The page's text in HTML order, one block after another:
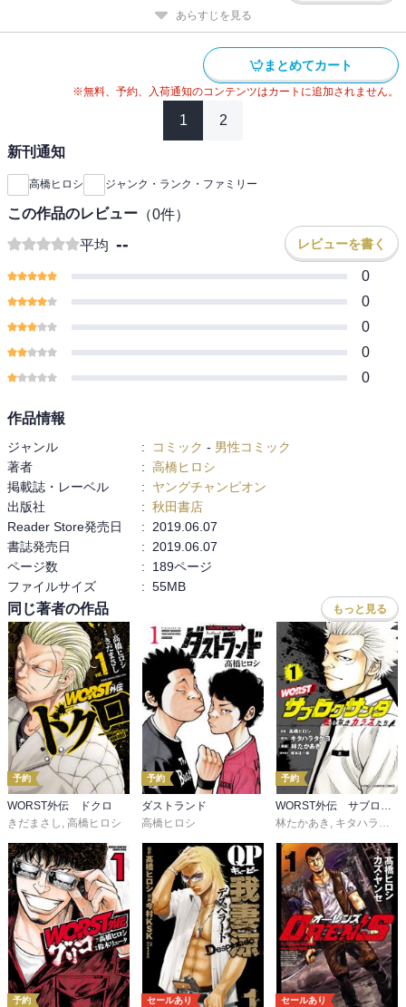
あらすじを見る
まとめてカート
※無料、予約、入荷通知のコンテンツはカートに追加されません。
1 2
新刊通知
高橋ヒロシ ジャンク・ランク・ファミリー
この作品のレビュー （0件）
平均 -- レビューを書く
0
0
0
0
0
作品情報
ジャンル : コミック - 男性コミック
著者
: 高橋ヒロシ
掲載誌・レーベル
:
ヤングチャンピオン
出版社
: 秋田書店
Reader Store発売日
:
2019.06.07
書誌発売日
:
2019.06.07
ページ数
:
189ページ
ファイルサイズ
: 55MB
同じ著者の作品 もっと見る
予約
WORST外伝 ドクロ
きだまさし , 高橋ヒロシ
予約
ダストランド
高橋ヒロシ
予約
WORST外伝 サブロクサンタ 名もなきカラスたち
林たかあき , キタハラタケヨ
予約 セールあり セールあり